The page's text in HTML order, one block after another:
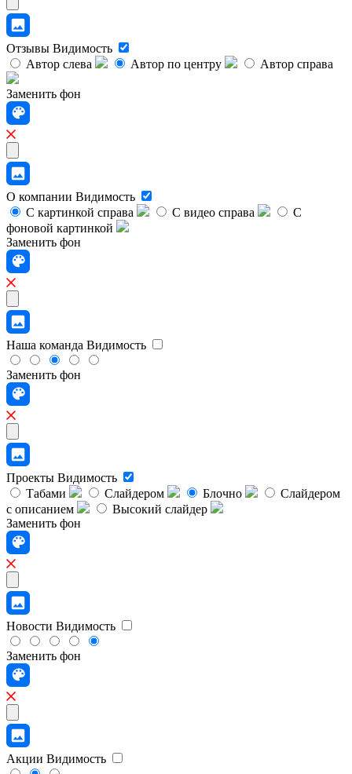
Отзывы Видимость
Автор слева
Автор по центру Автор справа
Заменить фон
О компании Видимость
С картинкой справа
С видео справа
С
фоновой картинкой
Заменить фон
Наша команда Видимость
Заменить фон
Проекты Видимость
Табами
Слайдером Блочно
Слайдером
с описанием
Высокий слайдер
Заменить фон
Новости Видимость
Заменить фон
Акции Видимость